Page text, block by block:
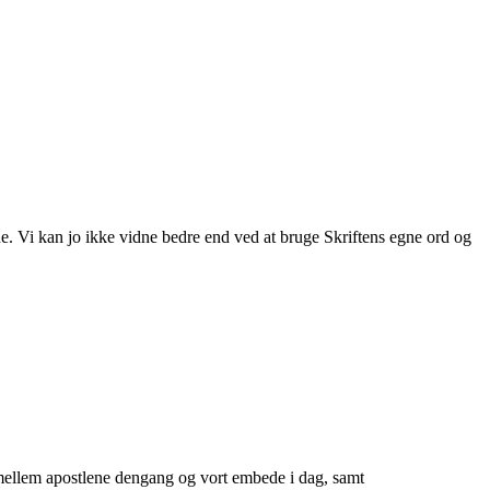
Vi kan jo ikke vidne bedre end ved at bruge Skriftens egne ord og
apostlene dengang og vort embede i dag, samt